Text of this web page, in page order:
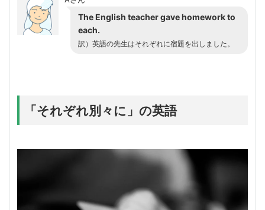
The English teacher gave homework to
each.
訳）英語の先生はそれぞれに宿題を出しました。
「それぞれ別々に」の英語